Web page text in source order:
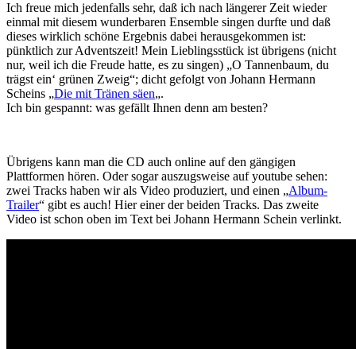
Ich freue mich jedenfalls sehr, daß ich nach längerer Zeit wieder
einmal mit diesem wunderbaren Ensemble singen durfte und daß
dieses wirklich schöne Ergebnis dabei herausgekommen ist:
pünktlich zur Adventszeit! Mein Lieblingsstück ist übrigens (nicht
nur, weil ich die Freude hatte, es zu singen) „O Tannenbaum, du
trägst ein‘ grünen Zweig“; dicht gefolgt von Johann Hermann
Scheins „Die mit Tränen säen„.
Ich bin gespannt: was gefällt Ihnen denn am besten?
Übrigens kann man die CD auch online auf den gängigen
Plattformen hören. Oder sogar auszugsweise auf youtube sehen:
zwei Tracks haben wir als Video produziert, und einen „Album-
Trailer“ gibt es auch! Hier einer der beiden Tracks. Das zweite
Video ist schon oben im Text bei Johann Hermann Schein verlinkt.